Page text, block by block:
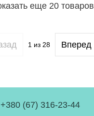
еще 20 товаров
1 из 28 Вперед
+380 (67) 316-23-44